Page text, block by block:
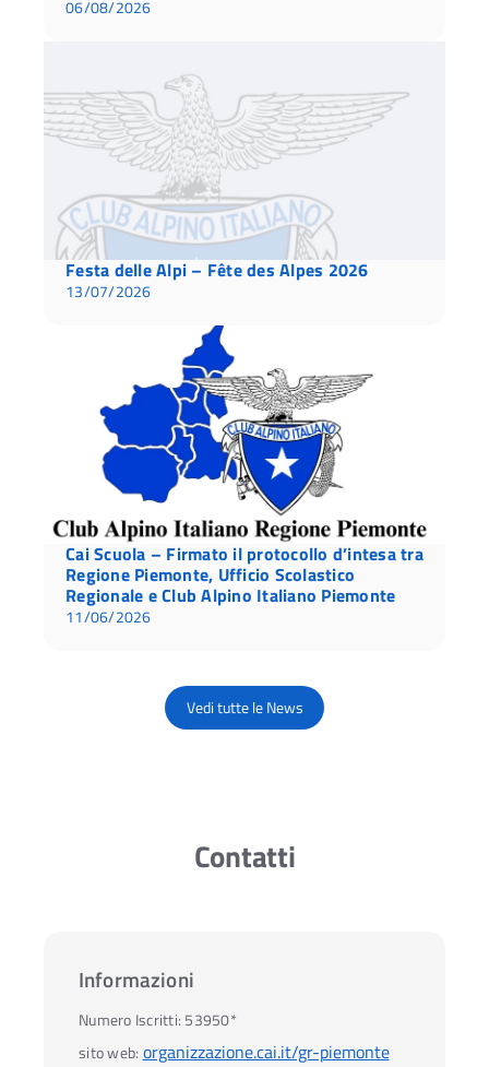
06/08/2026
Festa delle Alpi – Fête des Alpes 2026
13/07/2026
Cai Scuola – Firmato il protocollo d’intesa tra
Regione Piemonte, Ufficio Scolastico
Regionale e Club Alpino Italiano Piemonte
11/06/2026
Vedi tutte le News
Contatti
Informazioni
sito web: organizzazione.cai.it/gr-piemonte
Numero Iscritti: 53950*